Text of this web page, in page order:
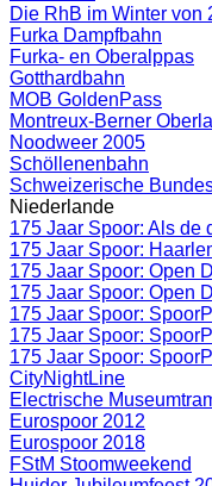
Die RhB im Winter von
Furka Dampfbahn
Furka- en Oberalppas
Gotthardbahn
MOB GoldenPass
Montreux-Berner
Noodweer 2005
Schöllenenbahn
Schweizerische
Niederlande
175 Jaar Spoor: Als de
175 Jaar Spoor:
175 Jaar Spoor: Open
175 Jaar Spoor: Open
175 Jaar Spoor:
175 Jaar Spoor:
175 Jaar Spoor:
CityNightLine
Electrische
Eurospoor 2012
Eurospoor 2018
FStM Stoomweekend